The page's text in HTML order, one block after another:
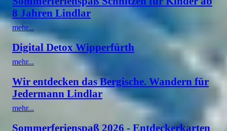
8 Jahren Lindlar
mehr...
Digital Detox Wipperfürth
mehr...
Wir entdecken das Bergische. Wandern für
Jedermann Lindlar
mehr...
Sommerferienspaß 2026 - Entdeckerkarten